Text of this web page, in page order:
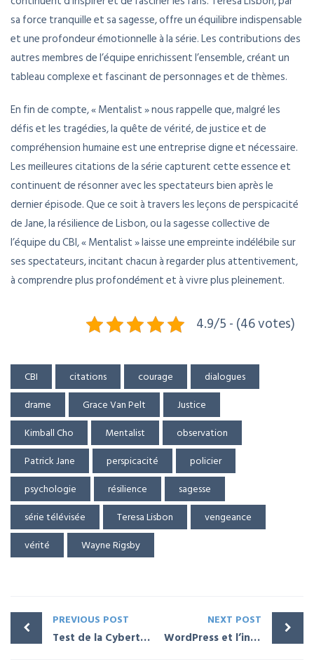
sa force tranquille et sa sagesse, offre un équilibre indispensable
et une profondeur émotionnelle à la série. Les contributions des
autres membres de l’équipe enrichissent l’ensemble, créant un
tableau complexe et fascinant de personnages et de thèmes.
En fin de compte, « Mentalist » nous rappelle que, malgré les
défis et les tragédies, la quête de vérité, de justice et de
compréhension humaine est une entreprise digne et nécessaire.
Les meilleures citations de la série capturent cette essence et
continuent de résonner avec les spectateurs bien après le
dernier épisode. Que ce soit à travers les leçons de perspicacité
de Jane, la résilience de Lisbon, ou la sagesse collective de
l’équipe du CBI, « Mentalist » laisse une empreinte indélébile sur
ses spectateurs, incitant chacun à regarder plus attentivement,
à comprendre plus profondément et à vivre plus pleinement.
4.9/5 - (46 votes)
CBI citations courage
dialogues
drame
Grace Van Pelt
Justice
Kimball Cho
Mentalist
observation
Patrick Jane
perspicacité
policier
psychologie
résilience
sagesse
série télévisée
Teresa Lisbon
vengeance
vérité
Wayne Rigsby
PREVIOUS POST
Test de la Cybertruck de Tesla
NEXT POST
WordPress et l’intelligence artificielle